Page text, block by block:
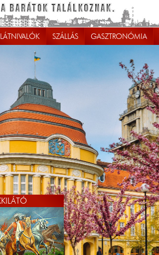
LÁTNIVALÓK SZÁLLÁS GASZTRONÓMIA